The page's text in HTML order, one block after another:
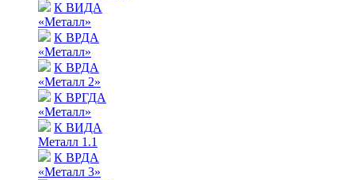
К ВИДА
«Металл»
К ВРДА
«Металл»
К ВРДА
«Металл 2»
К ВРГДА
«Металл»
К ВИДА
Металл 1.1
К ВРДА
«Металл 3»